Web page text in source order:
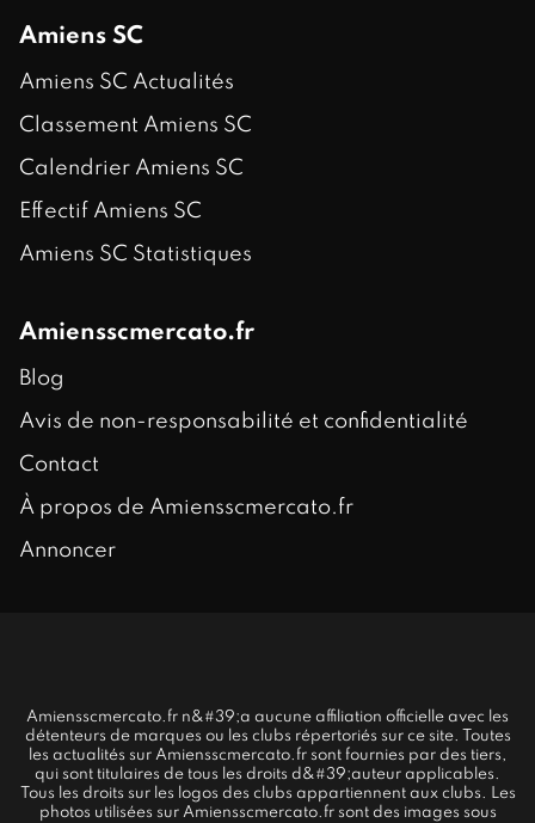
Amiens SC
Amiens SC Actualités
Classement Amiens SC
Calendrier Amiens SC
Effectif Amiens SC
Amiens SC Statistiques
Amiensscmercato.fr
Blog
Avis de non-responsabilité et confidentialité
Contact
À propos de Amiensscmercato.fr
Annoncer
Amiensscmercato.fr n&#39;a aucune affiliation officielle avec les
détenteurs de marques ou les clubs répertoriés sur ce site. Toutes
les actualités sur Amiensscmercato.fr sont fournies par des tiers,
qui sont titulaires de tous les droits d&#39;auteur applicables.
Tous les droits sur les logos des clubs appartiennent aux clubs. Les
photos utilisées sur Amiensscmercato.fr sont des images sous